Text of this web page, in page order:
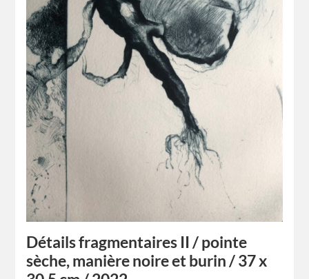
Détails fragmentaires II / pointe
sèche, manière noire et burin / 37 x